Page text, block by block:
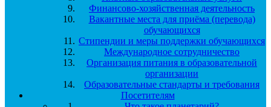
Финансово-хозяйственная деятельность
Вакантные места для приёма (перевода)
обучающихся
Стипендии и меры поддержки обучающихся
Международное сотрудничество
Организация питания в образовательной
организации
Образовательные стандарты и требования
Посетителям